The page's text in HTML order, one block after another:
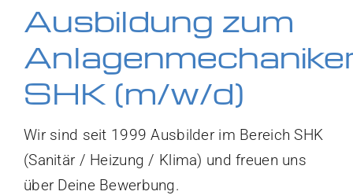
Ausbildung zum
SHK (m/w/d)
Wir sind seit 1999 Ausbilder im Bereich SHK
(Sanitär / Heizung / Klima) und freuen uns
über Deine Bewerbung.